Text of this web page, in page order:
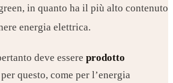
in quanto ha il più alto contenuto
energia elettrica.
deve essere prodotto
questo, come per l’energia